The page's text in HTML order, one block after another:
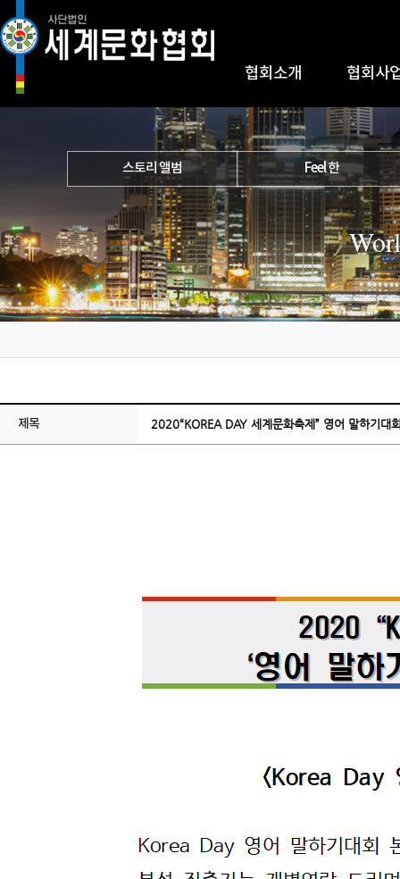
협회소개 협회사
스토리 앨범 Feel 한
제목 2020“KOREA DAY 세계문화축제” 영어 말하기대